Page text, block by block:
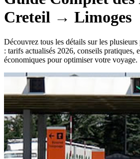
Creteil → Limoges
Découvrez tous les détails sur les
: tarifs actualisés 2026, conseils pratiques,
économiques pour optimiser votre voyage.